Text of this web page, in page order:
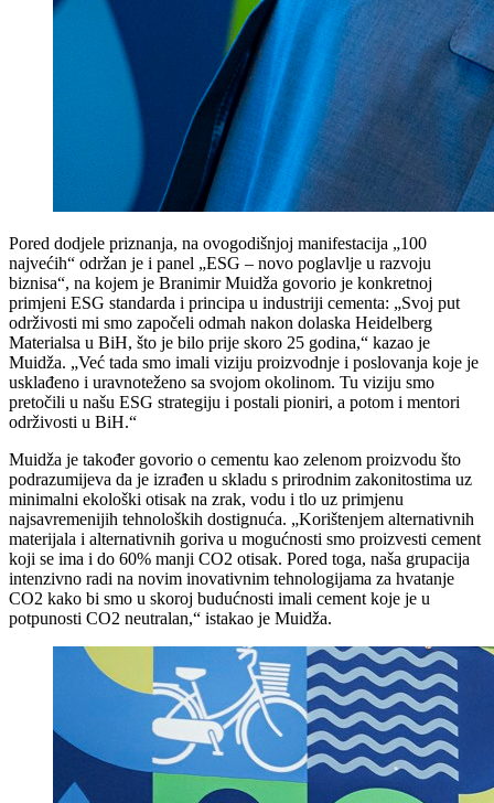
Pored dodjele priznanja, na ovogodišnjoj manifestacija „100
najvećih“ održan je i panel „ESG – novo poglavlje u razvoju
biznisa“, na kojem je Branimir Muidža govorio je konkretnoj
primjeni ESG standarda i principa u industriji cementa: „Svoj put
održivosti mi smo započeli odmah nakon dolaska Heidelberg
Materialsa u BiH, što je bilo prije skoro 25 godina,“ kazao je
Muidža. „Već tada smo imali viziju proizvodnje i poslovanja koje je
usklađeno i uravnoteženo sa svojom okolinom. Tu viziju smo
pretočili u našu ESG strategiju i postali pioniri, a potom i mentori
održivosti u BiH.“
Muidža je također govorio o cementu kao zelenom proizvodu što
podrazumijeva da je izrađen u skladu s prirodnim zakonitostima uz
minimalni ekološki otisak na zrak, vodu i tlo uz primjenu
najsavremenijih tehnoloških dostignuća. „Korištenjem alternativnih
materijala i alternativnih goriva u mogućnosti smo proizvesti cement
koji se ima i do 60% manji CO2 otisak. Pored toga, naša grupacija
intenzivno radi na novim inovativnim tehnologijama za hvatanje
CO2 kako bi smo u skoroj budućnosti imali cement koje je u
potpunosti CO2 neutralan,“ istakao je Muidža.